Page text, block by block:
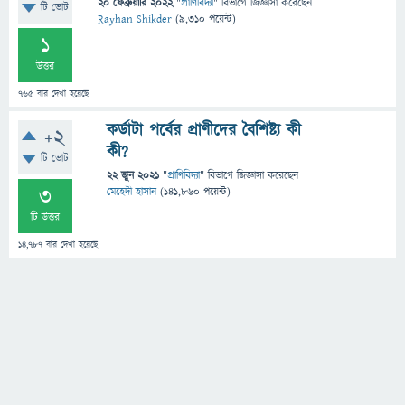
টি ভোট
1
উত্তর
765 বার দেখা হয়েছে
20 ফেব্রুয়ারি 2022 "প্রাণিবিদ্যা" বিভাগে জিজ্ঞাসা করেছেন
Rayhan Shikder (9,310 পয়েন্ট)
+2
টি ভোট
3
টি উত্তর
14,787 বার দেখা হয়েছে
কর্ডাটা পর্বের প্রাণীদের বৈশিষ্ট্য কী
কী?
22 জুন 2021 "প্রাণিবিদ্যা" বিভাগে জিজ্ঞাসাকরেছেন
মেহেদী হাসান (141,860 পয়েন্ট)